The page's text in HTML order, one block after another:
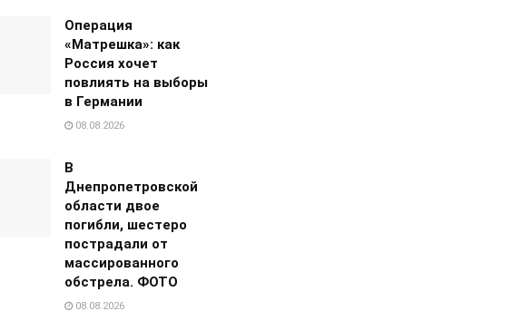
Операция
«Матрешка»: как
Россия хочет
повлиять на выборы
в Германии
08.08.2026
В
Днепропетровской
области двое
погибли, шестеро
пострадали от
массированного
обстрела. ФОТО
08.08.2026